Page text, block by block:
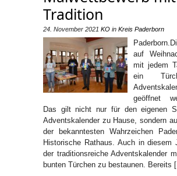
Tradition
24. November 2021 KO in Kreis Paderborn
auf
mit jedem
ein
geöffnet
Das gilt nicht nur für den eigenen
Adventskalender zu Hause, sondern
der bekanntesten Wahrzeichen
Historische Rathaus. Auch in diesem
der traditionsreiche Adventskalender
bunten Türchen zu bestaunen. Bereits